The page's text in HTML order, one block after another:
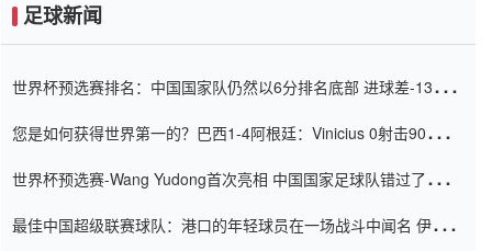
足球新闻
世界杯预选赛排名：中国国家队仍然以6分排名底部 进球差-13令人
您是如何获得世界第一的？巴西1-4阿根廷：Vinicius 0射击90分钟
世界杯预选赛-Wang Yudong首次亮相 中国国家足球队错过了世界
最佳中国超级联赛球队：港口的年轻球员在一场战斗中闻名 伊万放